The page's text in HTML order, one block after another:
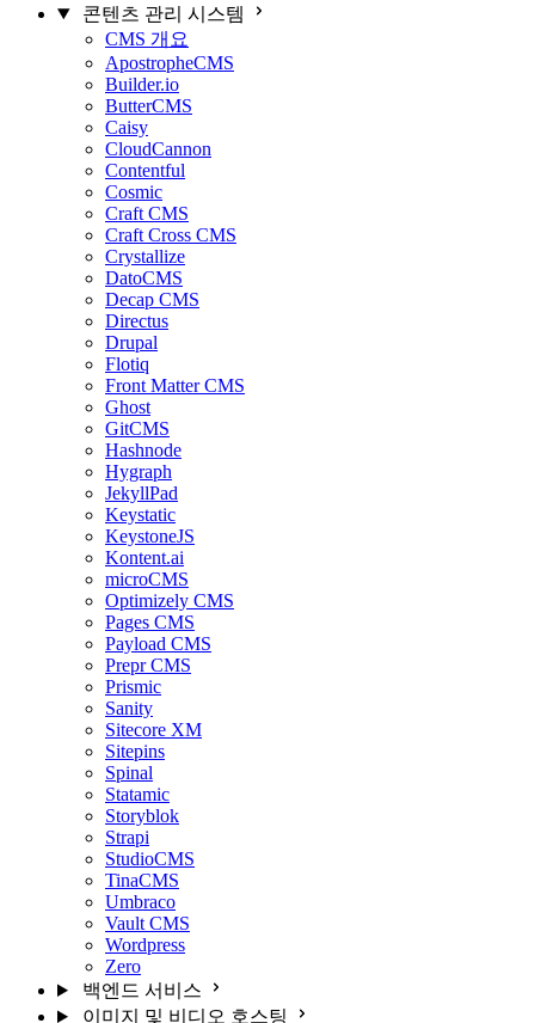
콘텐츠 관리 시스템
CMS 개요
ApostropheCMS
Builder.io
ButterCMS
Caisy
CloudCannon
Contentful
Cosmic
Craft CMS
Craft Cross CMS
Crystallize
DatoCMS
Decap CMS
Directus
Drupal
Flotiq
Front Matter CMS
Ghost
GitCMS
Hashnode
Hygraph
JekyllPad
Keystatic
KeystoneJS
Kontent.ai
microCMS
Optimizely CMS
Pages CMS
Payload CMS
Prepr CMS
Prismic
Sanity
Sitecore XM
Sitepins
Spinal
Statamic
Storyblok
Strapi
StudioCMS
TinaCMS
Umbraco
Vault CMS
Wordpress
Zero
백엔드 서비스
이미지 및 비디오 호스팅